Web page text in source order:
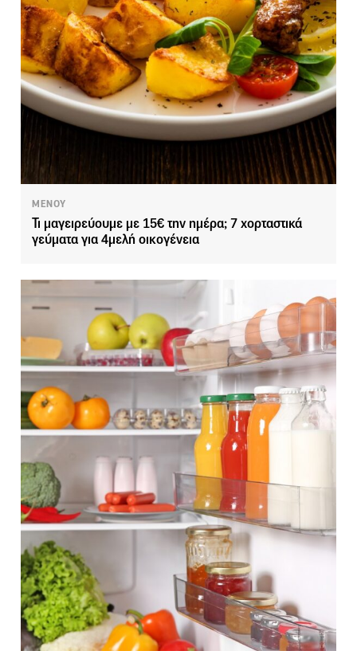
ΜΕΝΟΥ
Τι μαγειρεύουμε με 15€ την ημέρα; 7 χορταστικά
γεύματα για 4μελή οικογένεια